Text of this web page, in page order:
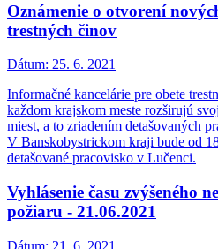
Oznámenie o otvorení
trestných činov
Dátum: 25. 6. 2021
Informačné kancelárie pre obete
každom krajskom meste rozširujú
miest, a to zriadením detašovaných
V Banskobystrickom kraji bude od
detašované pracovisko v Lučenci.
Vyhlásenie času zvýšeného
požiaru - 21.06.2021
Dátum: 21. 6. 2021